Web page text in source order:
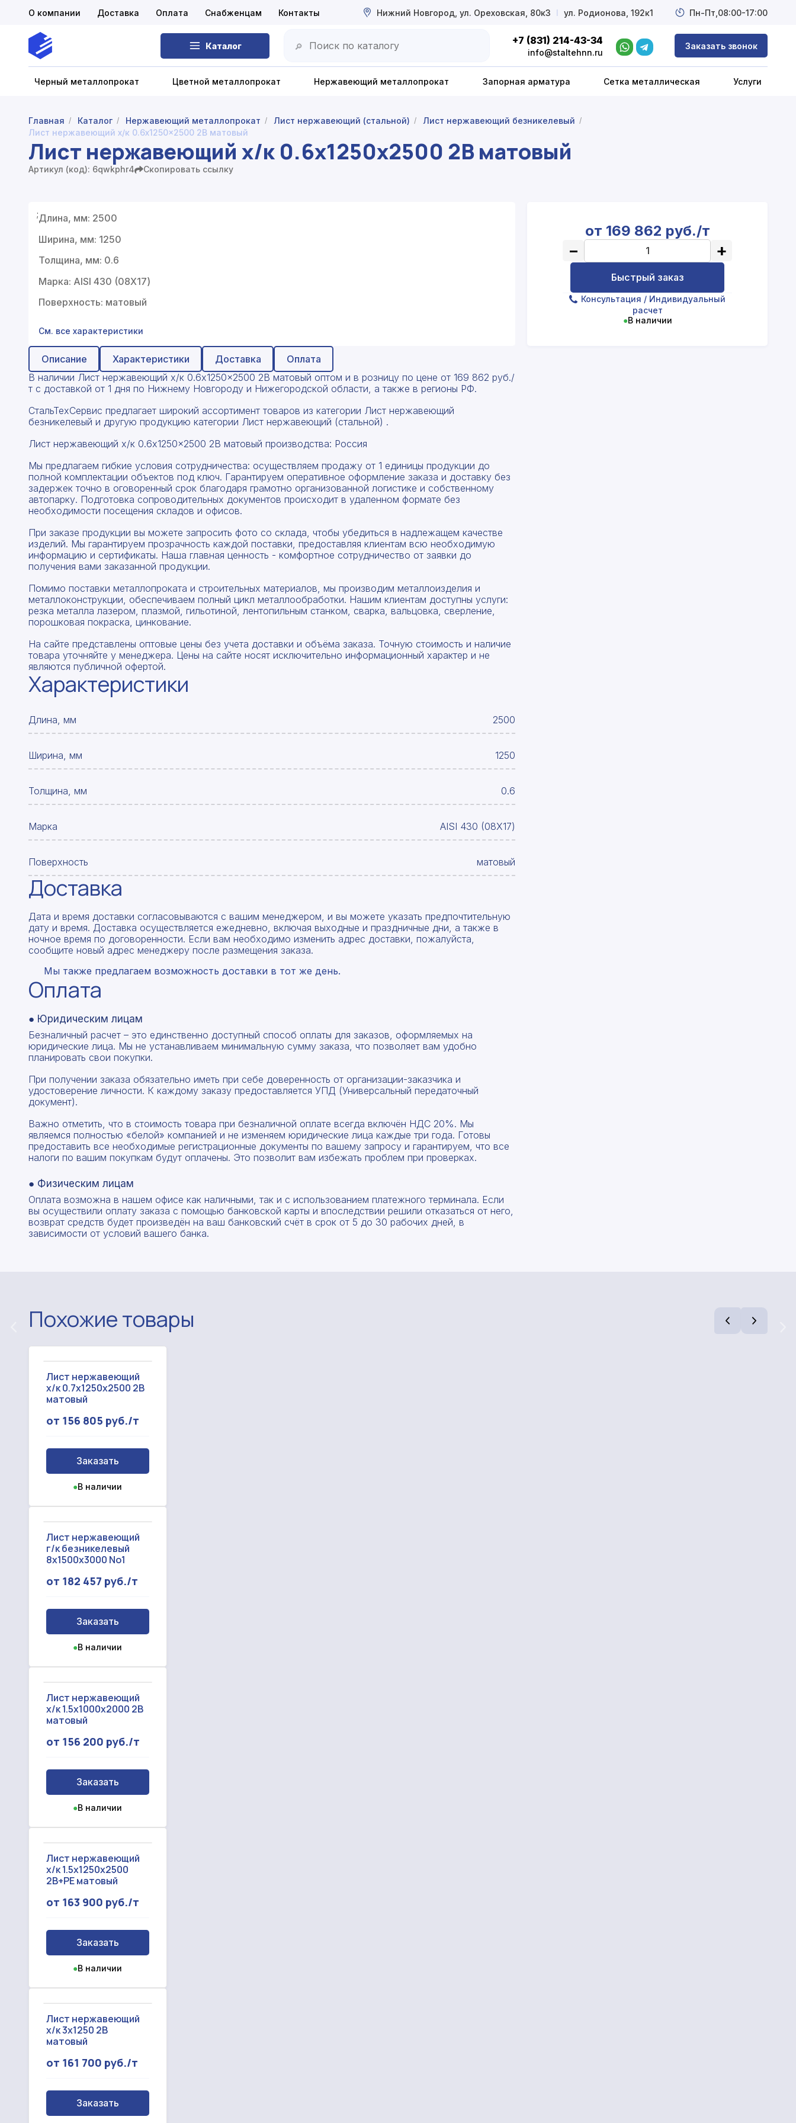
Каталог 🔎
+7 (831) 214-43-34
info@staltehnn.ru
Заказать звонок
Черный металлопрокат Цветной металлопрокат Нержавеющий металлопрокат Запорная арматура Сетка металлическая Услуги
О компании Доставка Оплата Снабженцам Контакты Нижний Новгород, ул. Ореховская, 80к3 l ул. Родионова, 192к1 Пн-Пт, 08:00-17:00
Цветной металлопрокат
Запорная арматура
Сетка металлическая
Профнастил
Сайдинг
Услуги
Главная / Каталог / Нержавеющий металлопрокат / Лист нержавеющий (стальной) / Лист нержавеющий безникелевый /
Лист нержавеющий х/к 0.6x1250x2500 2B матовый
Лист нержавеющий х/к 0.6x1250x2500 2B матовый
Артикул (код): 6qwkphr4 Скопировать ссылку
;Длина, мм: 2500
Ширина, мм: 1250
Толщина, мм: 0.6
Марка: AISI 430 (08Х17)
Поверхность: матовый
См. все характеристики
от 169 862 руб./т
− +
Быстрый заказ
Консультация / Индивидуальный
расчет
●В наличии
Описание Характеристики Доставка
Оплата
В наличии Лист нержавеющий х/к 0.6x1250x2500 2B матовый оптом и в розницу по цене от 169 862 руб./
т с доставкой от 1 дня по Нижнему Новгороду и Нижегородской области, а также в регионы РФ.
СтальТехСервис предлагает широкий ассортимент товаров из категории Лист нержавеющий
безникелевый и другую продукцию категории Лист нержавеющий (стальной) .
Лист нержавеющий х/к 0.6x1250x2500 2B матовый производства: Россия
Мы предлагаем гибкие условия сотрудничества: осуществляем продажу от 1 единицы продукции до
полной комплектации объектов под ключ. Гарантируем оперативное оформление заказа и доставку без
задержек точно в оговоренный срок благодаря грамотно организованной логистике и собственному
автопарку. Подготовка сопроводительных документов происходит в удаленном формате без
необходимости посещения складов и офисов.
При заказе продукции вы можете запросить фото со склада, чтобы убедиться в надлежащем качестве
изделий. Мы гарантируем прозрачность каждой поставки, предоставляя клиентам всю необходимую
информацию и сертификаты. Наша главная ценность - комфортное сотрудничество от заявки до
получения вами заказанной продукции.
Помимо поставки металлопроката и строительных материалов, мы производим металлоизделия и
металлоконструкции, обеспечиваем полный цикл металлообработки. Нашим клиентам доступны услуги:
резка металла лазером, плазмой, гильотиной, лентопильным станком, сварка, вальцовка, сверление,
порошковая покраска, цинкование.
На сайте представлены оптовые цены без учета доставки и объёма заказа. Точную стоимость и наличие
товара уточняйте у менеджера. Цены на сайте носят исключительно информационный характер и не
являются публичной офертой.
Характеристики
Длина, мм 2500
Ширина, мм 1250
Толщина, мм 0.6
Марка AISI 430 (08Х17)
Поверхность матовый
Доставка
Дата и время доставки согласовываются с вашим менеджером, и вы можете указать предпочтительную
дату и время. Доставка осуществляется ежедневно, включая выходные и праздничные дни, а также в
ночное время по договоренности. Если вам необходимо изменить адрес доставки, пожалуйста,
сообщите новый адрес менеджеру после размещения заказа.
Мы также предлагаем возможность доставки в тот же день.
Оплата
● Юридическим лицам
Безналичный расчет – это единственно доступный способ оплаты для заказов, оформляемых на
юридические лица. Мы не устанавливаем минимальную сумму заказа, что позволяет вам удобно
планировать свои покупки.
При получении заказа обязательно иметь при себе доверенность от организации-заказчика и
удостоверение личности. К каждому заказу предоставляется УПД (Универсальный передаточный
документ).
Важно отметить, что в стоимость товара при безналичной оплате всегда включён НДС 20%. Мы
являемся полностью «белой» компанией и не изменяем юридические лица каждые три года. Готовы
предоставить все необходимые регистрационные документы по вашему запросу и гарантируем, что все
налоги по вашим покупкам будут оплачены. Это позволит вам избежать проблем при проверках.
● Физическим лицам
Оплата возможна в нашем офисе как наличными, так и с использованием платежного терминала. Если
вы осуществили оплату заказа с помощью банковской карты и впоследствии решили отказаться от него,
возврат средств будет произведён на ваш банковский счёт в срок от 5 до 30 рабочих дней, в
зависимости от условий вашего банка.
Похожие товары
Лист нержавеющий
х/к 0.7x1250x2500 2B
матовый
от 156 805 руб./т
Заказать
●В наличии
Лист нержавеющий
г/к безникелевый
8x1500x3000 No1
от 182 457 руб./т
Заказать
●В наличии
Лист нержавеющий
х/к 1.5x1000x2000 2B
матовый
от 156 200 руб./т
Заказать
●В наличии
Лист нержавеющий
х/к 1.5x1250x2500
2B+PE матовый
от 163 900 руб./т
Заказать
●В наличии
Лист нержавеющий
х/к 3x1250 2B
матовый
от 161 700 руб./т
Заказать
Рассчитать смету